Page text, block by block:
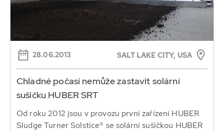
28.06.2013 SALT LAKE CITY, USA
Chladné počasí nemůže zastavit solární
sušičku HUBER SRT
Od roku 2012 jsou v provozu první zařízení HUBER
Sludge Turner Solstice® se solární sušičkou HUBER